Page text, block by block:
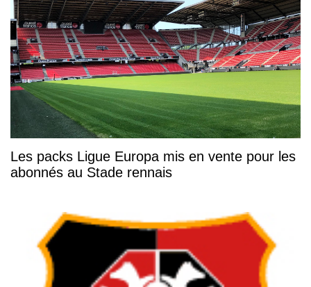
Les packs Ligue Europa mis en vente pour les
abonnés au Stade rennais